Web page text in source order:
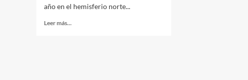
año en el hemisferio norte...
Leer más...